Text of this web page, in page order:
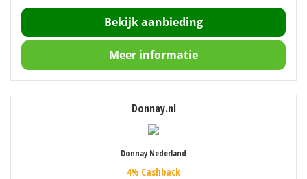
Bekijk aanbieding
Meer informatie
Donnay.nl
Donnay Nederland
4% Cashback